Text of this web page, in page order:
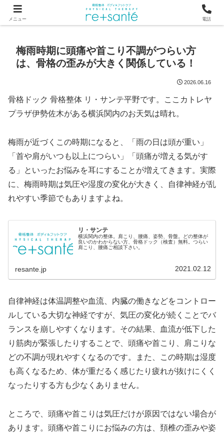
つらい首・肩こり・腰の痛みは、骨から見直す横浜市関内の整体
梅雨時期に頭痛や首こり不調がつらい方
は、骨格の歪みが大きく関係している！
2026.06.16
骨格ドック 骨格整体 リ・サンテ平野です。ここカトレヤ
プラザ伊勢佐木がある横浜関内のお天気は晴れ。
梅雨が近づくこの時期になると、「雨の日は頭が重い」
「首や肩がいつも以上につらい」「頭痛が増える気がす
る」といったお悩みを耳にすることが増えてきます。実際
に、梅雨時期は気圧や湿度の変化が大きく、自律神経が乱
れやすい季節でもありますよね。
リ・サンテ
横浜関内の整体。肩こり、腰痛、姿勢、骨盤。どの整体が
良いのかわからない方、骨格ドック（検査）無料。つらい
肩こり、腰痛ご相談下さい。
resante.jp 2021.02.12
自律神経は体温調整や血流、内臓の働きなどをコントロー
ルしている大切な神経ですが、気圧の変化が続くことでバ
ランスを崩しやすくなります。その結果、血流が低下した
り筋肉が緊張したりすることで、頭痛や首こり、肩こりな
どの不調が現れやすくなるのです。また、この時期は湿度
も高くなるため、体が重だるく感じたり疲れが抜けにくく
なったりする方も少なくありません。
ところで、頭痛や首こりは気圧だけが原因ではない場合が
あります。頭痛や首こりにお悩みの方は、頚椎の歪みや姿
メニュー 電話